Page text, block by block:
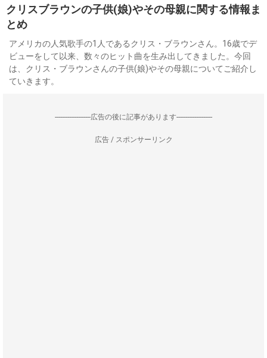
クリスブラウンの子供(娘)やその母親に関する情報ま
とめ
アメリカの人気歌手の1人であるクリス・ブラウンさん。16歳でデ
ビューをして以来、数々のヒット曲を生み出してきました。今回
は、クリス・ブラウンさんの子供(娘)やその母親についてご紹介し
ていきます。
--------------------広告の後に記事があります--------------------
広告 / スポンサーリンク